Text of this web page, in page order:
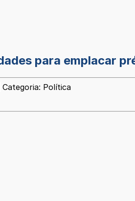
para emplacar
Política